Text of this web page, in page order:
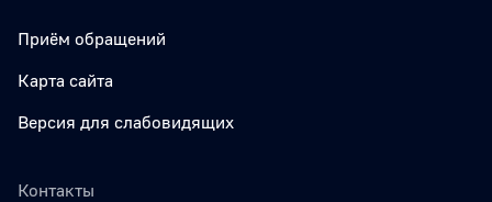
Приём обращений
Карта сайта
Версия для слабовидящих
Контакты